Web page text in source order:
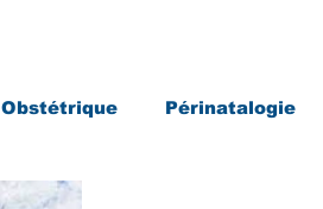
Obstétrique Périnatalogie